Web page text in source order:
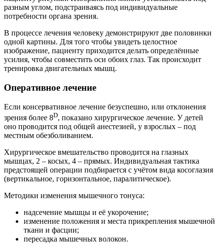
разным углом, подстраиваясь под индивидуальные
потребности органа зрения.
В процессе лечения человеку демонстрируют две половинки
одной картины. Для того чтобы увидеть целостное
изображение, пациенту приходится делать определённые
усилия, чтобы совместить оси обоих глаз. Так происходит
тренировка двигательных мышц.
Оперативное лечение
Если консервативное лечение безуспешно, или отклонения
зрения более 8D, показано хирургическое лечение. У детей
оно проводится под общей анестезией, у взрослых – под
местным обезболиванием.
Хирургическое вмешательство проводится на глазных
мышцах, 2 – косых, 4 – прямых. Индивидуальная тактика
предстоящей операции подбирается с учётом вида косоглазия
(вертикальное, горизонтальное, паралитическое).
Методики изменения мышечного тонуса:
надсечение мышцы и её укорочение;
изменение положения и места прикрепления мышечной
ткани и фасции;
пересадка мышечных волокон.